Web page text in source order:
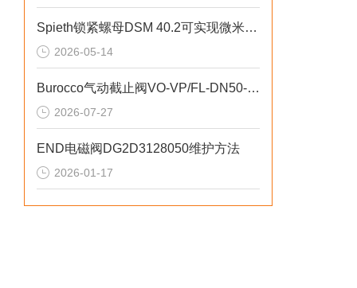
Spieth锁紧螺母DSM 40.2可实现微米级轴向定位精度
2026-05-14
Burocco气动截止阀VO-VP/FL-DN50-PN16用于精密设备清洗系统
2026-07-27
END电磁阀DG2D3128050维护方法
2026-01-17